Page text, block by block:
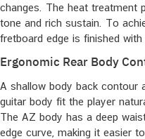
changes. The heat treatment
tone and rich sustain. To
fretboard edge is finished
Ergonomic Rear Body
A shallow body back contour
guitar body fit the player
The AZ body has a deep
edge curve, making it easier